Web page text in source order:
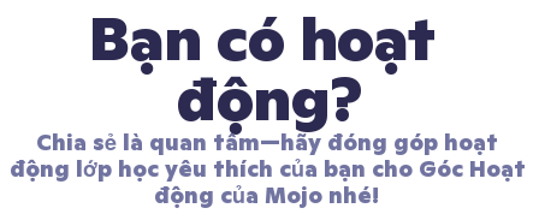
Bạn có hoạt
động?
Chia sẻ là quan tâm—hãy đóng góp hoạt
động lớp học yêu thích của bạn cho Góc Hoạt
động của Mojo nhé!